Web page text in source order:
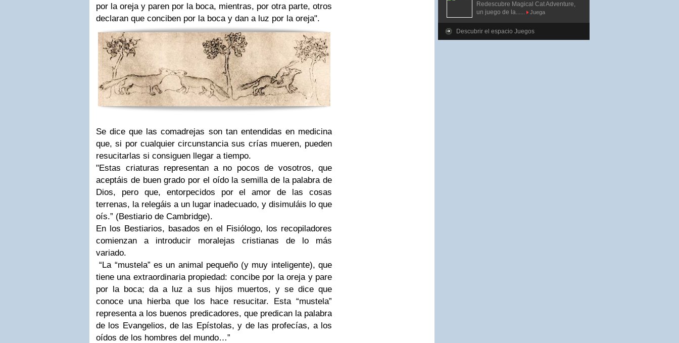
por la oreja y paren por la boca, mientras, por otra parte, otros
declaran que conciben por la boca y dan a luz por la oreja".
Se dice que las comadrejas son tan entendidas en medicina
que, si por cualquier circunstancia sus crías mueren, pueden
resucitarlas si consiguen llegar a tiempo.
"Estas criaturas representan a no pocos de vosotros, que
aceptáis de buen grado por el oído la semilla de la palabra de
Dios, pero que, entorpecidos por el amor de las cosas
terrenas, la relegáis a un lugar inadecuado, y disimuláis lo que
oís.” (Bestiario de Cambridge).
En los Bestiarios, basados en el Fisiólogo, los recopiladores
comienzan a introducir moralejas cristianas de lo más
variado.
“La “mustela” es un animal pequeño (y muy inteligente), que
tiene una extraordinaria propiedad: concibe por la oreja y pare
por la boca; da a luz a sus hijos muertos, y se dice que
conoce una hierba que los hace resucitar. Esta “mustela”
representa a los buenos predicadores, que predican la palabra
de los Evangelios, de las Epístolas, y de las profecías, a los
oídos de los hombres del mundo…”
Redescubre Magical Cat Adventure,
un juego de la......
Juega
Descubrir el espacio Juegos